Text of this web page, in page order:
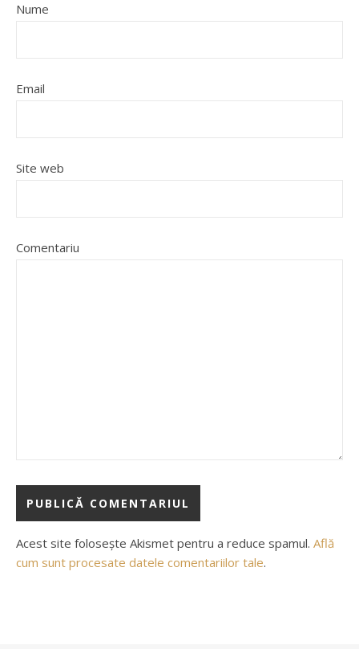
Nume
Email
Site web
Comentariu
Acest site folosește Akismet pentru a reduce spamul. Află
cum sunt procesate datele comentariilor tale.